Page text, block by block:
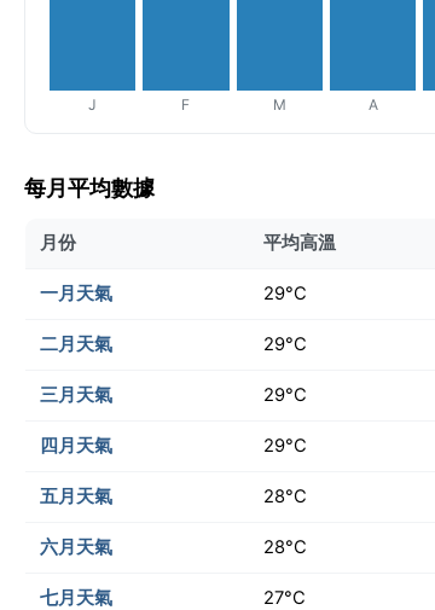
J F M A
每月平均數據
月份 平均高溫
一月天氣 29°C
二月天氣 29°C
三月天氣 29°C
四月天氣 29°C
五月天氣 28°C
六月天氣 28°C
七月天氣 27°C